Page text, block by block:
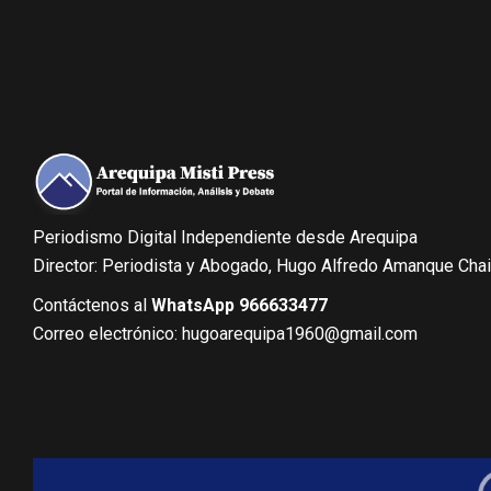
Periodismo Digital Independiente desde Arequipa
Director: Periodista y Abogado, Hugo Alfredo Amanque
Contáctenos al WhatsApp 966633477
Correo electrónico: hugoarequipa1960@gmail.com